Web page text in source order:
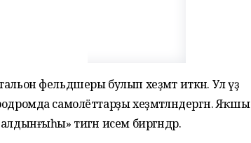
фельдшеры булып хеҙмәт иткән. Ул үҙ
самолёттарҙы хеҙмәтләндергән. Яҡшы
тигән исем биргәндәр.